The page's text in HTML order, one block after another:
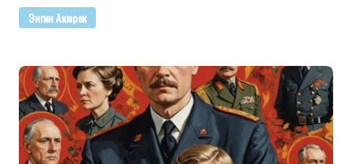
Энгин Акюрек